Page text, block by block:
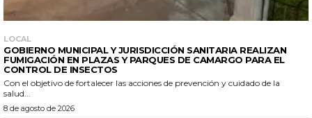
LOCAL
GOBIERNO MUNICIPAL Y JURISDICCIÓN SANITARIA REALIZAN
FUMIGACIÓN EN PLAZAS Y PARQUES DE CAMARGO PARA EL
CONTROL DE INSECTOS
Con el objetivo de fortalecer las acciones de prevención y cuidado de la
salud...
8 de agosto de 2026